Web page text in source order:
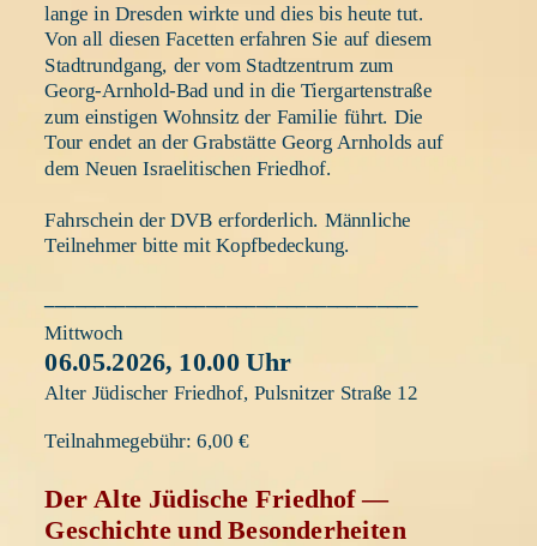
lange in Dresden wirkte und dies bis heute tut.
Von all diesen Facetten erfahren Sie auf diesem
Stadtrundgang, der vom Stadtzentrum zum
Georg-Arnhold-Bad und in die Tiergartenstraße
zum einstigen Wohnsitz der Familie führt. Die
Tour endet an der Grabstätte Georg Arnholds auf
dem Neuen Israelitischen Friedhof.
Fahrschein der DVB erforderlich. Männliche
Teilnehmer bitte mit Kopfbedeckung.
Mittwoch
06.05.2026, 10.00 Uhr
Alter Jüdischer Friedhof, Pulsnitzer Straße 12
Teilnahmegebühr: 6,00 €
Der Alte Jüdische Friedhof —
Geschichte und Besonderheiten